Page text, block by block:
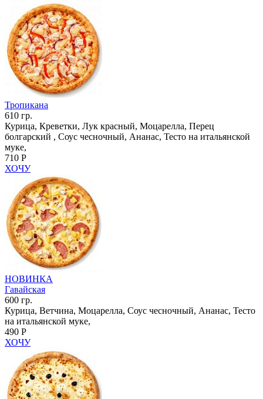
Тропикана
610 гр.
Курица, Креветки, Лук красный, Моцарелла, Перец
болгарский , Соус чесночный, Ананас, Тесто на итальянской
муке,
710 Р
ХОЧУ
НОВИНКА
Гавайская
600 гр.
Курица, Ветчина, Моцарелла, Соус чесночный, Ананас, Тесто
на итальянской муке,
490 Р
ХОЧУ